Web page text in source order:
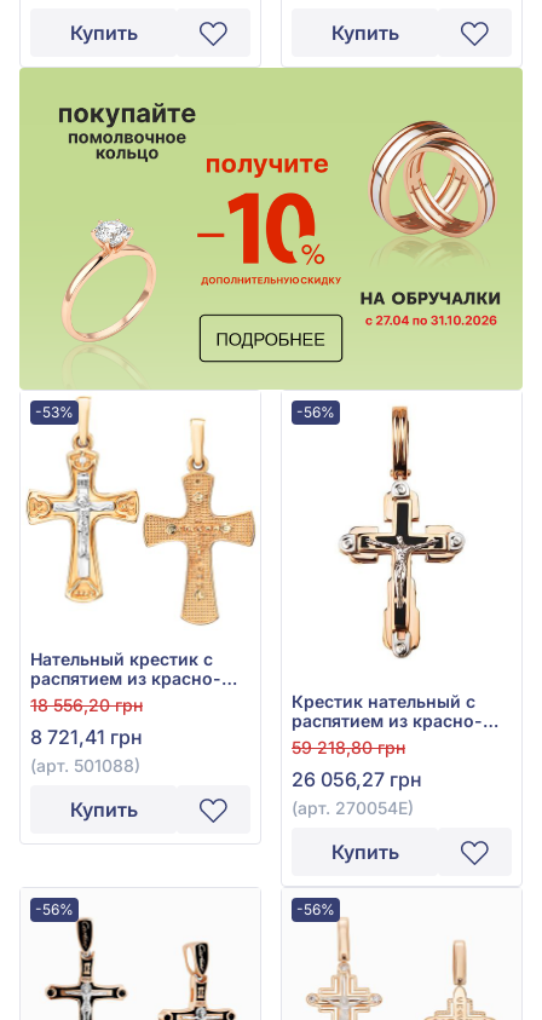
Купить Купить
-53%
Нательный крестик с
распятием из красно-
белого золота 585°, арт.
501088
18 556,20 грн
8 721,41 грн
(арт. 501088)
Купить
-56%
Крестик нательный с
распятием из красно-
белого золота 585° с
фианитом, кубическим
цирконием и чёрной
эмалью, арт. 270054Е
59 218,80 грн
26 056,27 грн
(арт. 270054Е)
Купить
-56% -56%